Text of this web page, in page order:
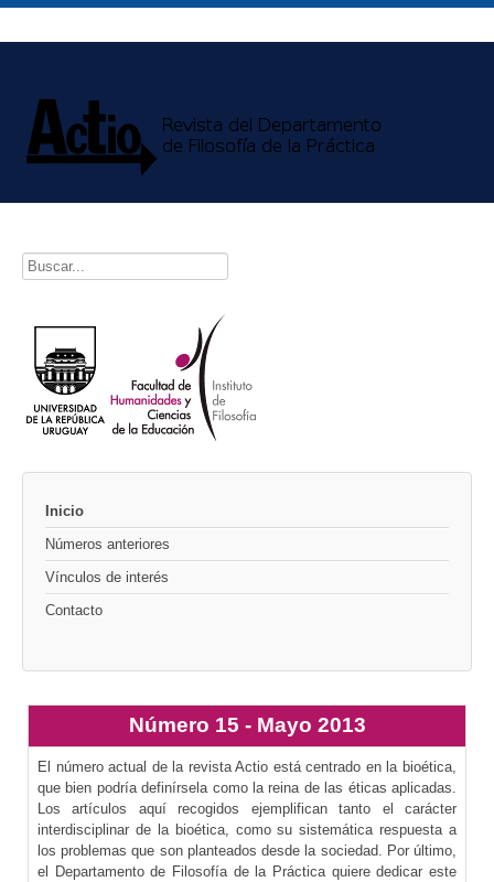
Buscar...
Inicio
Números anteriores
Vínculos de interés
Contacto
Número 15 - Mayo 2013
El número actual de la revista Actio está centrado en la bioética,
que bien podría definírsela como la reina de las éticas aplicadas.
Los artículos aquí recogidos ejemplifican tanto el carácter
interdisciplinar de la bioética, como su sistemática respuesta a
los problemas que son planteados desde la sociedad. Por último,
el Departamento de Filosofía de la Práctica quiere dedicar este